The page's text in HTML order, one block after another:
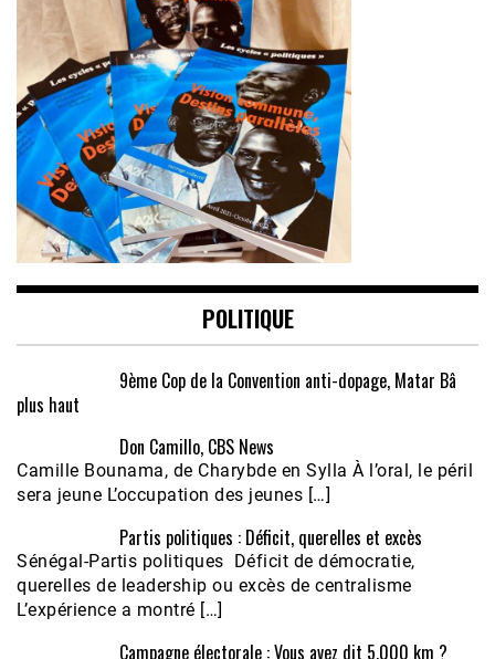
POLITIQUE
9ème Cop de la Convention anti-dopage, Matar Bâ
plus haut
Don Camillo, CBS News
Camille Bounama, de Charybde en Sylla À l’oral, le péril
sera jeune L’occupation des jeunes […]
Partis politiques : Déficit, querelles et excès
Sénégal-Partis politiques Déficit de démocratie,
querelles de leadership ou excès de centralisme
L’expérience a montré […]
Campagne électorale : Vous avez dit 5.000 km ?